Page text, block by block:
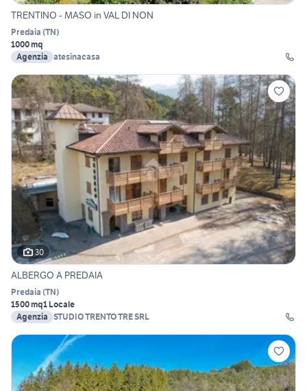
TRENTINO - MASO in VAL DI NON
Predaia (TN)
1000 mq
Agenzia atesinacasa
30
ALBERGO A PREDAIA
Predaia (TN)
1500 mq1 Locale
Agenzia STUDIO TRENTO TRE SRL